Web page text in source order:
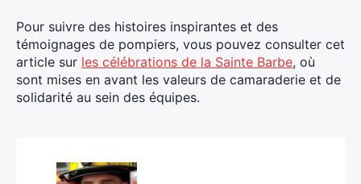
Pour suivre des histoires inspirantes et des
témoignages de pompiers, vous pouvez consulter cet
article sur les célébrations de la Sainte Barbe, où
sont mises en avant les valeurs de camaraderie et de
solidarité au sein des équipes.